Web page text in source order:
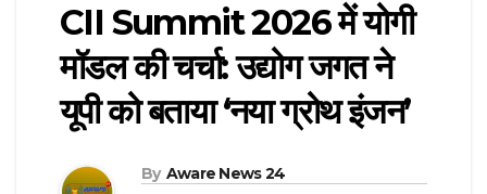
CII Summit 2026 में योगी
मॉडल की चर्चा: उद्योग जगत ने
यूपी को बताया ‘नया ग्रोथ इंजन’
By Aware News 24